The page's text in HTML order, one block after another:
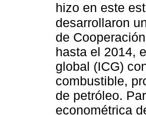
hizo en este
desarrollaron
de
hasta el 2014,
global (ICG)
combustible,
de petróleo.
econométrica